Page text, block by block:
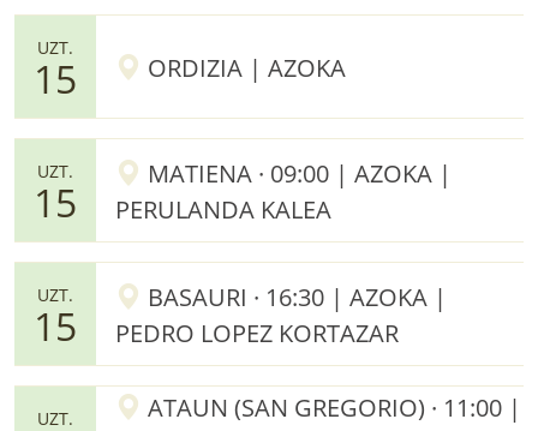
UZT.
15 ORDIZIA | AZOKA
UZT.
15
MATIENA · 09:00 | AZOKA |
PERULANDA KALEA
UZT.
15
BASAURI · 16:30 | AZOKA |
PEDRO LOPEZ KORTAZAR
UZT.
ATAUN (SAN GREGORIO) · 11:00 |